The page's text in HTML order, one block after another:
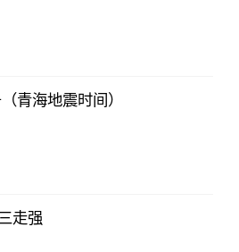
青海地震时间）
走强